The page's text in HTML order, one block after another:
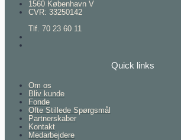
1560 København V
CVR: 33250142
Tlf. 70 23 60 11
Quick links
Om os
Bliv kunde
Fonde
Ofte Stillede Spørgsmål
Partnerskaber
Kontakt
Medarbejdere